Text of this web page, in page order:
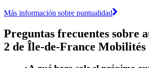
Más información sobre puntualidad
Preguntas frecuentes sobre
2 de Île-de-France Mobilités